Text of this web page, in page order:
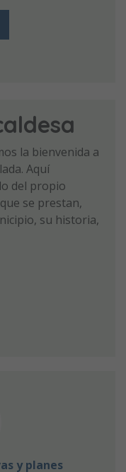
la bienvenida a
Aquí
del propio
se prestan,
su historia,
y planes